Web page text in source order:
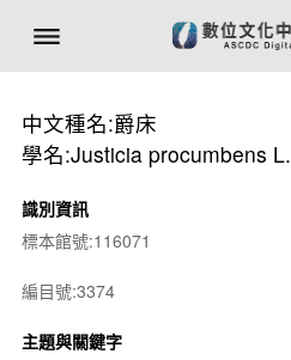
中文種名:爵床
學名:Justicia procumbens L.
識別資訊
標本館號:116071
編目號:3374
主題與關鍵字